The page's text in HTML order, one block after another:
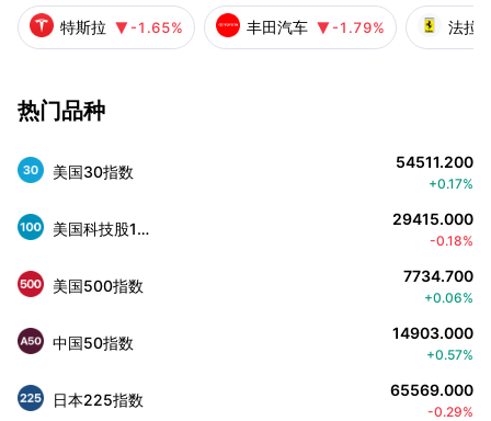
特斯拉  -1.65% 丰田汽车  -1.79% 法拉
热门品种
美国30指数 54511.200
+0.17%
美国科技股100指数 29415.000
-0.18%
美国500指数 7734.700
+0.06%
中国50指数 14903.000
+0.57%
日本225指数 65569.000
-0.29%